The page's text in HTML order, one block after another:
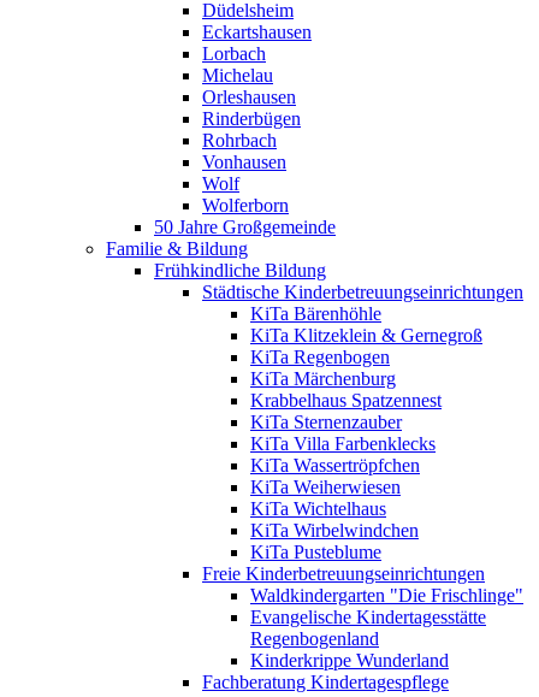
Düdelsheim
Eckartshausen
Lorbach
Michelau
Orleshausen
Rinderbügen
Rohrbach
Vonhausen
Wolf
Wolferborn
50 Jahre Großgemeinde
Familie & Bildung
Frühkindliche Bildung
Städtische Kinderbetreuungseinrichtungen
KiTa Bärenhöhle
KiTa Klitzeklein & Gernegroß
KiTa Regenbogen
KiTa Märchenburg
Krabbelhaus Spatzennest
KiTa Sternenzauber
KiTa Villa Farbenklecks
KiTa Wassertröpfchen
KiTa Weiherwiesen
KiTa Wichtelhaus
KiTa Wirbelwindchen
KiTa Pusteblume
Freie Kinderbetreuungseinrichtungen
Waldkindergarten "Die Frischlinge"
Evangelische Kindertagesstätte
Regenbogenland
Kinderkrippe Wunderland
Fachberatung Kindertagespflege